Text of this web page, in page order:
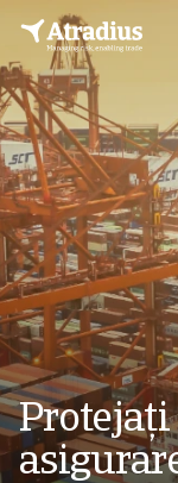
Protejați